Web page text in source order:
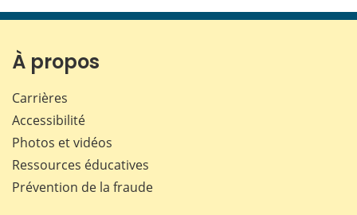
page page page page
À propos
Carrières
Accessibilité
Photos et vidéos
Ressources éducatives
Prévention de la fraude